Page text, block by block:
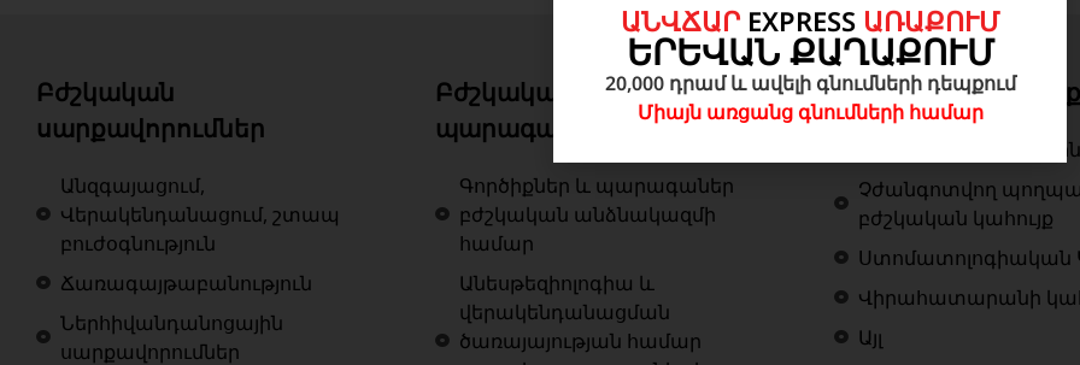
Բժշկական
սարքավորումներ
Անզգայացում,
Վերակենդանացում, շտապ
բուժօգնություն
Ճառագայթաբանություն
Ներհիվանդանոցային
սարքավորումներ
Բժշկական գործիքներ և
պարագաներ
Գործիքներ և պարագաներ
բժշկական անձնակազմի
համար
Անեսթեզիոլոգիա և
վերակենդանացման
ծառայայության համար
Բժշկական կահույք
Չժանգոտվող
բժշկական կահույք
Ստոմատոլոգիական
Վիրահատարանի
Այլ
ԱՆՎՃԱՐ EXPRESS ԱՌԱՔՈՒՄ
ԵՐԵՎԱՆ ՔԱՂԱՔՈՒՄ
20,000 դրամ և ավելի գնումների դեպքում
Միայն առցանց գնումների համար